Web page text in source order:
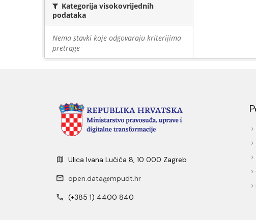
Kategorija visokovrijednih
podataka
Nema stavki koje odgovaraju kriterijima
pretrage